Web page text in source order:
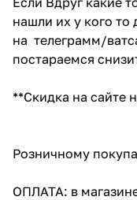
нашли их у кого
на телеграмм/
постараемся
**Скидка на сайте
Розничному
ОПЛАТА: в